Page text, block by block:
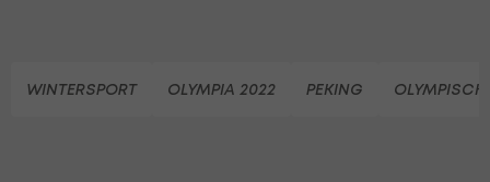
WINTERSPORT OLYMPIA 2022 PEKING